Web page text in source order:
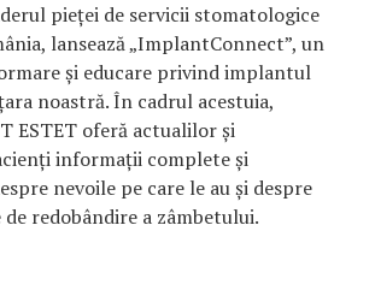
pieței de servicii stomatologice
lansează „ImplantConnect”, un
și educare privind implantul
noastră. În cadrul acestuia,
ESTET oferă actualilor și
informații complete și
nevoile pe care le au și despre
redobândire a zâmbetului.